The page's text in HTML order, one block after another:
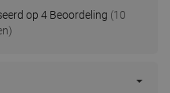
op 4 Beoordeling (10